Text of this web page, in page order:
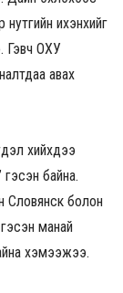
ихэнхийг
Гэвч ОХУ
авах
хийхдээ
байна.
Словянск болон
манай
хэмээжээ.